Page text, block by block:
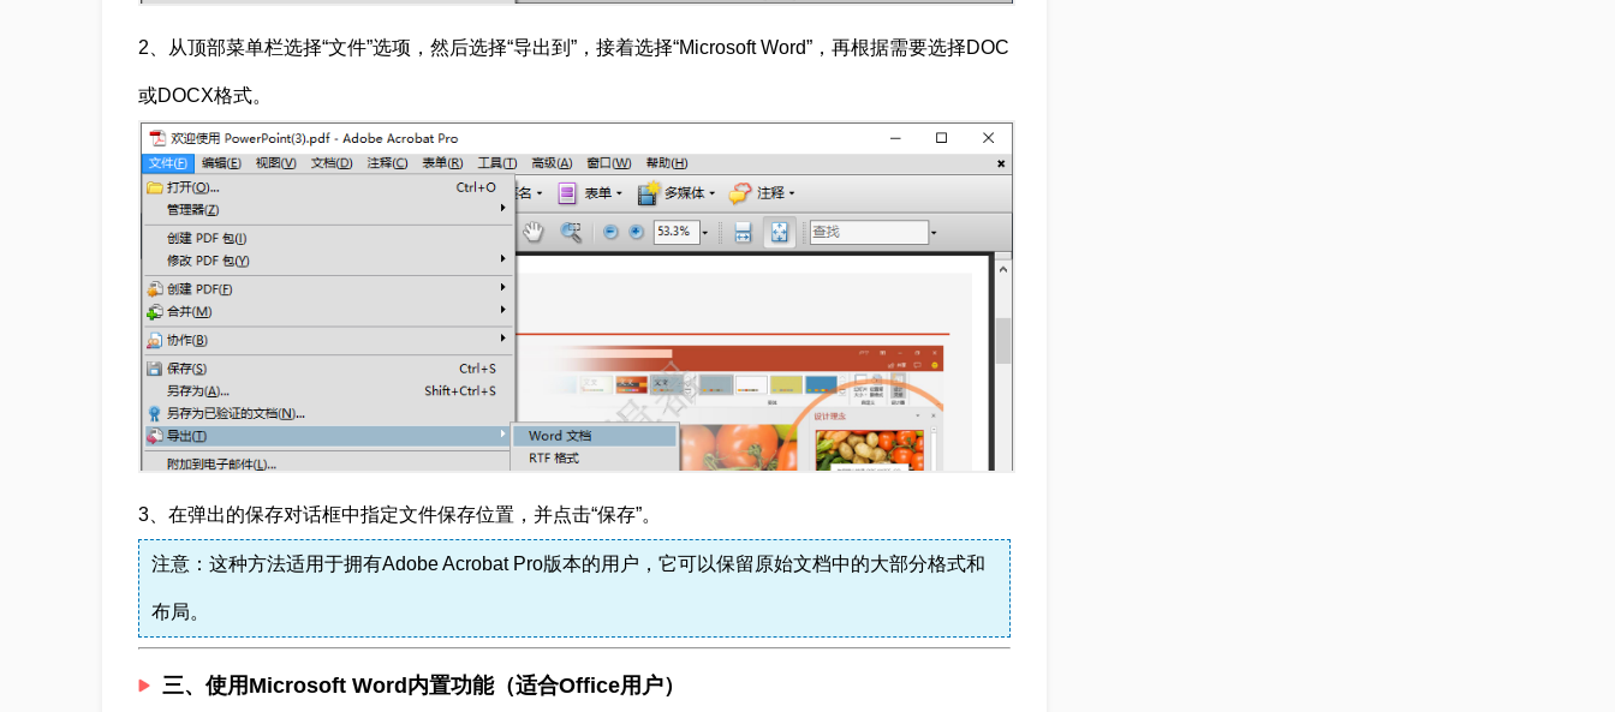
2、从顶部菜单栏选择“文件”选项，然后选择“导出到”，接着选择“Microsoft Word”，再根据需要选择DOC
或DOCX格式。
3、在弹出的保存对话框中指定文件保存位置，并点击“保存”。
注意：这种方法适用于拥有Adobe Acrobat Pro版本的用户，它可以保留原始文档中的大部分格式和
布局。
三、使用Microsoft Word内置功能（适合Office用户）